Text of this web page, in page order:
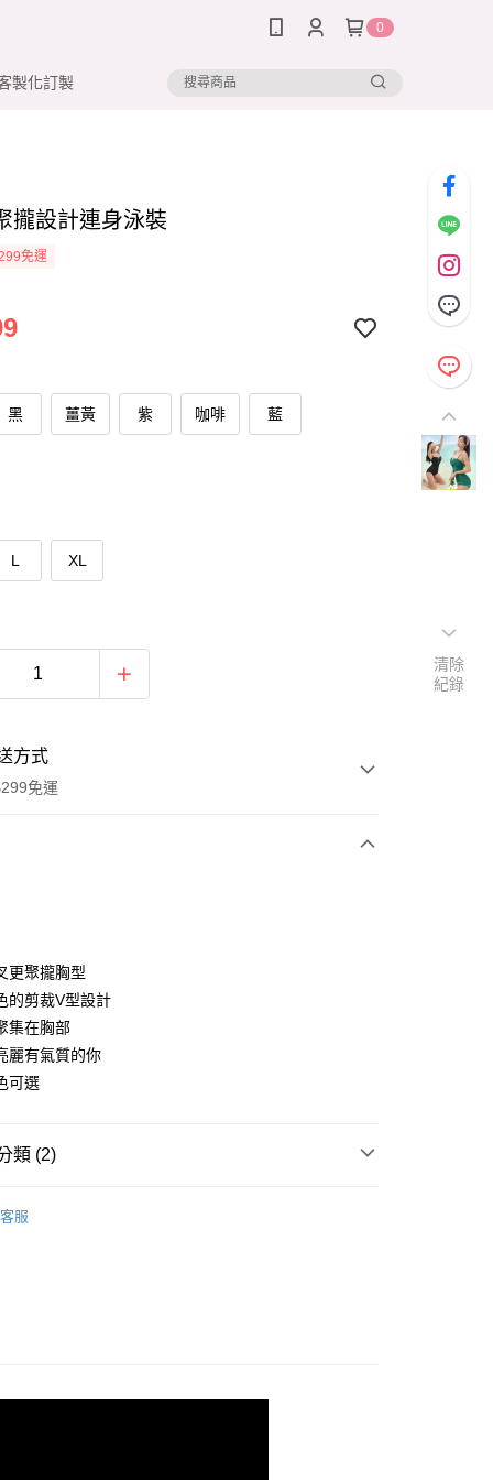
0
製化訂製
攏設計連身泳裝
免運
黑 薑黃 紫 咖啡 藍
L XL
方式
免運
款
更聚攏胸型
的剪裁V型設計
集在胸部
麗有氣質的你
可選
類 (2)
客服
清除
紀錄